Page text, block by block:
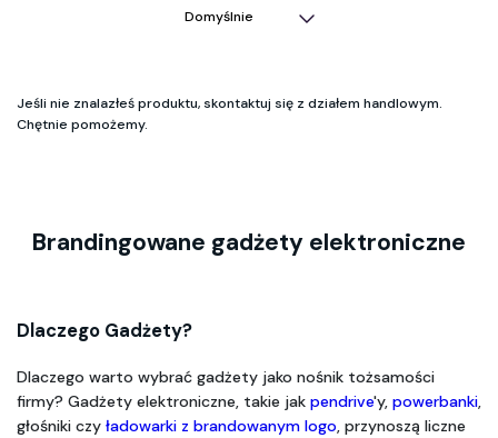
Jeśli nie znalazłeś produktu, skontaktuj się z działem handlowym.
Chętnie pomożemy.
Brandingowane gadżety elektroniczne
Dlaczego Gadżety?
Dlaczego warto wybrać gadżety jako nośnik tożsamości
firmy? Gadżety elektroniczne, takie jak pendrive'y, powerbanki,
głośniki czy ładowarki z brandowanym logo, przynoszą liczne